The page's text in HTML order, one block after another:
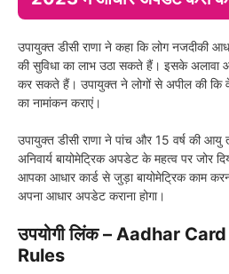
उपायुक्त डीसी राणा ने कहा कि लोग नजदीकी
की सुविधा का लाभ उठा सकते हैं। इसके
कर सकते हैं। उपायुक्त ने लोगों से अपील की कि
का नामांकन कराएं।
उपायुक्त डीसी राणा ने पांच और 15 वर्ष की
अनिवार्य बायोमेट्रिक अपडेट के महत्व पर जोर
आपका आधार कार्ड से जुड़ा बायोमेट्रिक काम
अपना आधार अपडेट कराना होगा।
उपयोगी लिंक – Aadhar
Rules